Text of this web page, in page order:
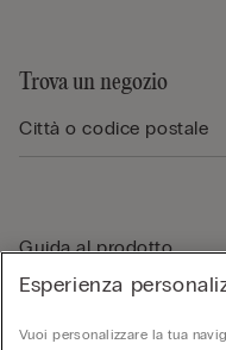
Trova un negozio
Guida al prodotto
Esperienza
Vuoi personalizzare la tua